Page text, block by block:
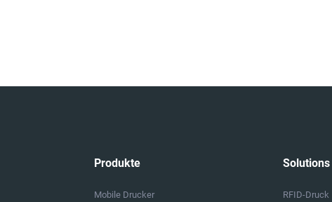
Produkte
Mobile Drucker
Solutions
RFID-Druck